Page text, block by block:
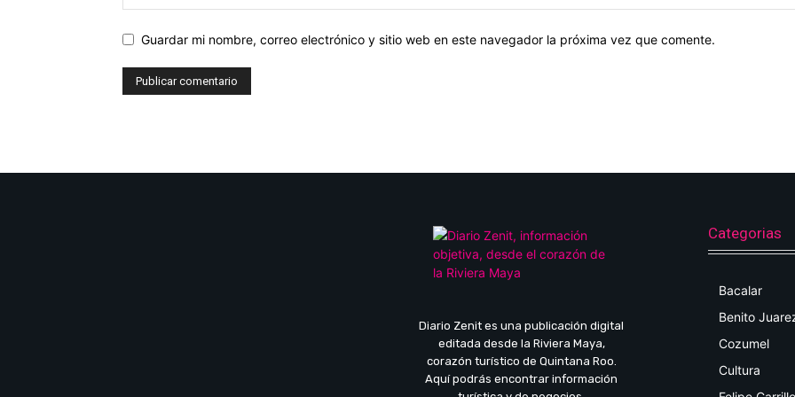
Guardar mi nombre, correo electrónico y sitio web en este navegador la próxima vez que comente.
Diario Zenit es una publicación digital
editada desde la Riviera Maya,
corazón turístico de Quintana Roo.
Aquí podrás encontrar información
Categorias
Bacalar
Benito
Cozumel
Cultura